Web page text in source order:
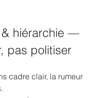
& hiérarchie —
pas politiser
cadre clair, la rumeur